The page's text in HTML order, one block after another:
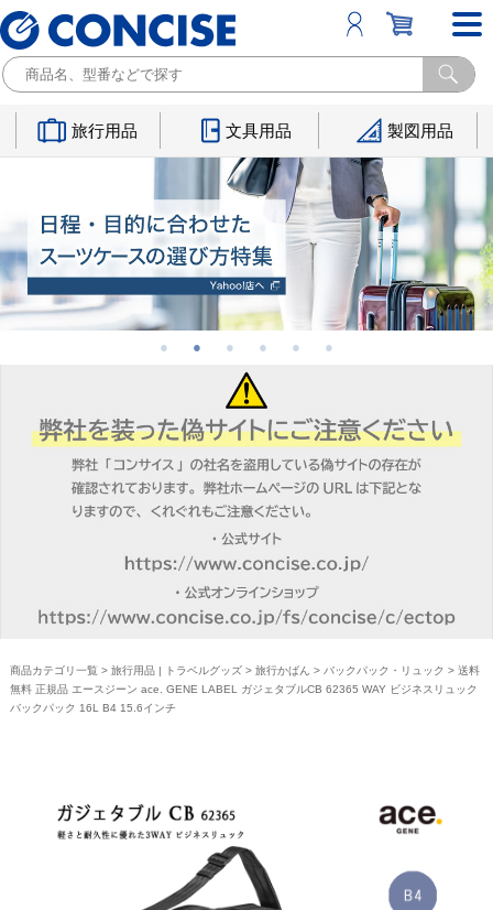
旅行用品 文具用品 製図用品
商品カテゴリ一覧 > 旅行用品 | トラベルグッズ> 旅行かばん > バックパック・リュック > 送料
無料 正規品 エースジーン ace. GENE LABEL ガジェタブルCB 62365 WAY ビジネスリュック
バックパック 16L B4 15.6インチ